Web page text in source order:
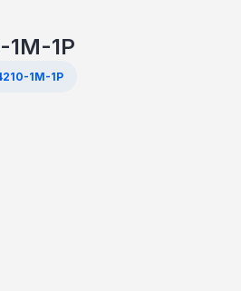
1M-1P
1M-1P